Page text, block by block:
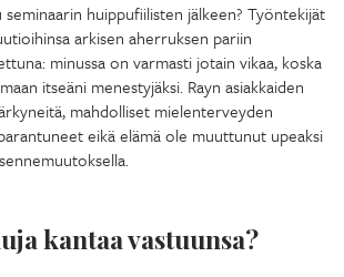
huippufiilisten jälkeen? Työntekijät
arkisen aherruksen pariin
minussa on varmasti jotain vikaa, koska
itseäni menestyjäksi. Rayn asiakkaiden
mahdolliset mielenterveyden
eikä elämä ole muuttunut upeaksi
kantaa vastuunsa?